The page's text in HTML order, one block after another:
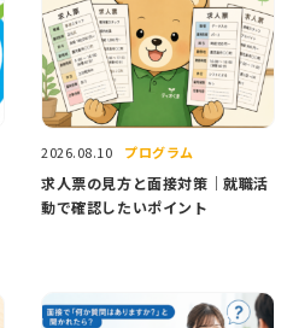
2026.08.10 プログラム
求人票の見方と面接対策｜就職活
動で確認したいポイント